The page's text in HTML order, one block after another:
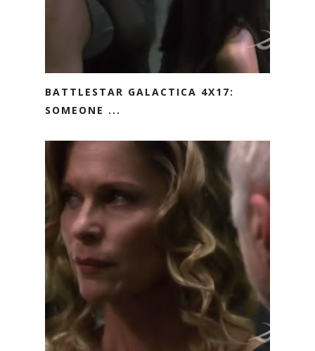
BATTLESTAR GALACTICA 4X17:
SOMEONE ...